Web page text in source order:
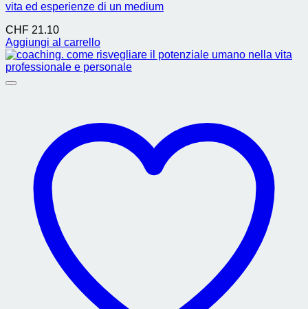
vita ed esperienze di un medium
CHF 21.10
Aggiungi al carrello